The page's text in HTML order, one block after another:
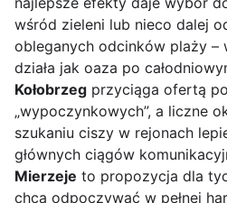
wśród zieleni lub nieco dalej
obleganych odcinków plaży –
działa jak oaza po
Kołobrzeg przyciąga ofertą
„wypoczynkowych”, a liczne
szukaniu ciszy w rejonach
głównych ciągów
Mierzeje to propozycja dla
chcą odpoczywać w pełnej